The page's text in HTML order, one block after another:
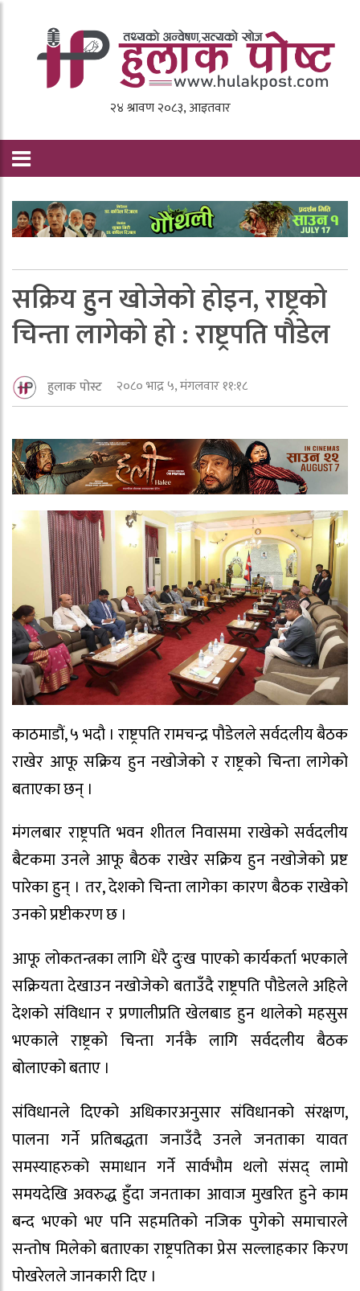
सक्रिय हुन खोजेको होइन, राष्ट्रको
चिन्ता लागेको हो : राष्ट्रपति पौडेल
हुलाक पोस्ट २०८० भाद्र ५, मंगलवार ११:१८
काठमाडौं, ५ भदौ । राष्ट्रपति रामचन्द्र पौडेलले सर्वदलीय बैठक
राखेर आफू सक्रिय हुन नखोजेको र राष्ट्रको चिन्ता लागेको
बताएका छन् ।
मंगलबार राष्ट्रपति भवन शीतल निवासमा राखेको सर्वदलीय
बैटकमा उनले आफू बैठक राखेर सक्रिय हुन नखोजेको प्रष्ट
पारेका हुन् । तर, देशको चिन्ता लागेका कारण बैठक राखेको
उनको प्रष्टीकरण छ ।
आफू लोकतन्त्रका लागि धेरै दुःख पाएको कार्यकर्ता भएकाले
सक्रियता देखाउन नखोजेको बताउँदै राष्ट्रपति पौडेलले अहिले
देशको संविधान र प्रणालीप्रति खेलबाड हुन थालेको महसुस
भएकाले राष्ट्रको चिन्ता गर्नकै लागि सर्वदलीय बैठक
बोलाएको बताए ।
संविधानले दिएको अधिकारअनुसार संविधानको संरक्षण,
पालना गर्ने प्रतिबद्धता जनाउँदै उनले जनताका यावत
समस्याहरुको समाधान गर्ने सार्वभौम थलो संसद् लामो
समयदेखि अवरुद्ध हुँदा जनताका आवाज मुखरित हुने काम
बन्द भएको भए पनि सहमतिको नजिक पुगेको समाचारले
सन्तोष मिलेको बताएका राष्ट्रपतिका प्रेस सल्लाहकार किरण
पोखरेलले जानकारी दिए ।